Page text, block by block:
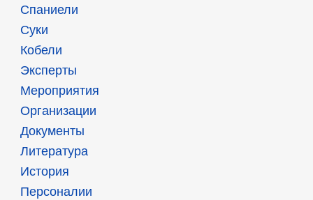
Спаниели
Суки
Кобели
Эксперты
Мероприятия
Организации
Документы
Литература
История
Персоналии